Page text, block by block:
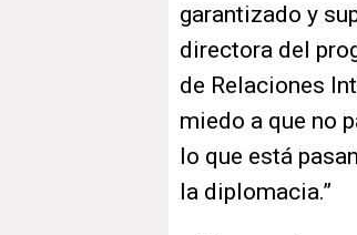
garantizado y
directora del
de Relaciones
miedo a que no
lo que está
la diplomacia.”